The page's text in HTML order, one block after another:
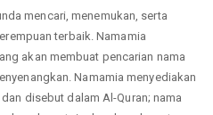
mencari, menemukan, serta
terbaik. Namamia
akan membuat pencarian nama
Namamia menyediakan
disebut dalam Al-Quran; nama